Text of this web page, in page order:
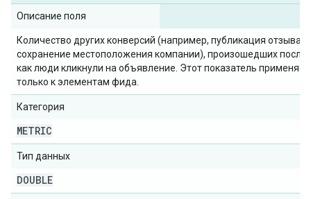
Описание поля
Количество других конверсий (например, публикация отзыва
сохранение местоположения компании), произошедших после
как люди кликнули на объявление. Этот показатель
только к элементам фида.
Категория
METRIC
Тип данных
DOUBLE